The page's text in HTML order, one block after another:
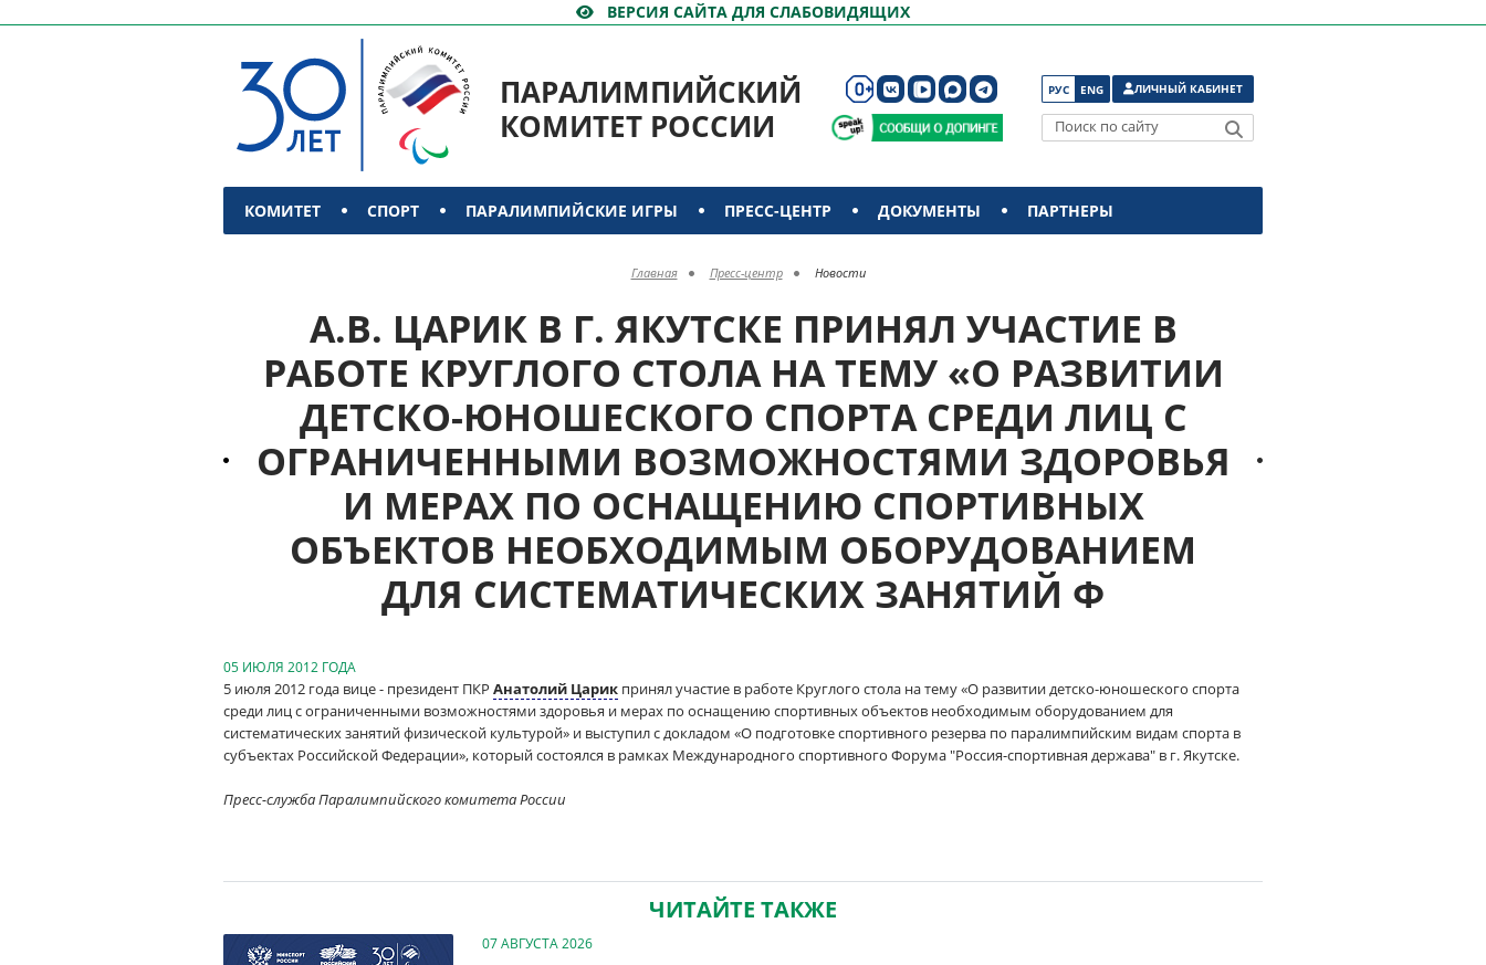
ВЕРСИЯ САЙТА ДЛЯ СЛАБОВИДЯЩИХ
ПАРАЛИМПИЙСКИЙ
КОМИТЕТ РОССИИ
РУС ENG ЛИЧНЫЙ КАБИНЕТ
Поиск по сайту
КОМИТЕТ СПОРТ ПАРАЛИМПИЙСКИЕ ИГРЫ ПРЕСС-ЦЕНТР ДОКУМЕНТЫ ПАРТНЕРЫ
Главная Пресс-центр Новости
А.В. ЦАРИК В Г. ЯКУТСКЕ ПРИНЯЛ УЧАСТИЕ В
РАБОТЕ КРУГЛОГО СТОЛА НА ТЕМУ «О РАЗВИТИИ
ДЕТСКО-ЮНОШЕСКОГО СПОРТА СРЕДИ ЛИЦ С
ОГРАНИЧЕННЫМИ ВОЗМОЖНОСТЯМИ ЗДОРОВЬЯ
И МЕРАХ ПО ОСНАЩЕНИЮ СПОРТИВНЫХ
ОБЪЕКТОВ НЕОБХОДИМЫМ ОБОРУДОВАНИЕМ
ДЛЯ СИСТЕМАТИЧЕСКИХ ЗАНЯТИЙ Ф
05 ИЮЛЯ 2012 ГОДА
5 июля 2012 года вице - президент ПКР Анатолий Царик принял участие в работе Круглого стола на тему «О развитии детско-юношеского спорта
среди лиц с ограниченными возможностями здоровья и мерах по оснащению спортивных объектов необходимым оборудованием для
систематических занятий физической культурой» и выступил с докладом «О подготовке спортивного резерва по паралимпийским видам спорта в
субъектах Российской Федерации», который состоялся в рамках Международного спортивного Форума "Россия-спортивная держава" в г. Якутске.
Пресс-служба Паралимпийского комитета России
ЧИТАЙТЕ ТАКЖЕ
07 АВГУСТА 2026